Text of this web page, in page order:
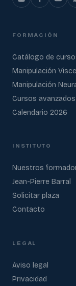
FORMACIÓN
Catálogo de
Manipulación
Manipulación
Cursos avanzados
Calendario 2026
INSTITUTO
Nuestros
Jean-Pierre Barral
Solicitar plaza
Contacto
LEGAL
Aviso legal
Privacidad